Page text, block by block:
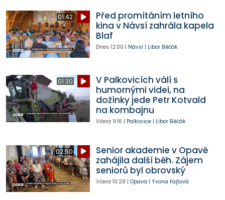
01:42
Před promítáním letního
kina v Návsí zahrála kapela
Blaf
Dnes 12:00 | Návsí| Libor Běčák
01:30
V Palkovicích válí s
humornými videi, na
dožínky jede Petr Kotvald
na kombajnu
Včera 9:16 | Palkovice| Libor Běčák
02:50
Senior akademie v Opavě
zahájila další běh. Zájem
seniorů byl obrovský
Včera 10:28 | Opava | Yvona Fajtová